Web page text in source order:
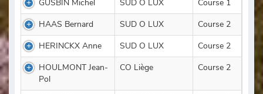
GUSBIN Michel
SUD O LUX
Course 1
HAAS Bernard
SUD O LUX
Course 2
HERINCKX Anne
SUD O LUX
Course 2
HOULMONT Jean-
Pol
CO Liège Course 2